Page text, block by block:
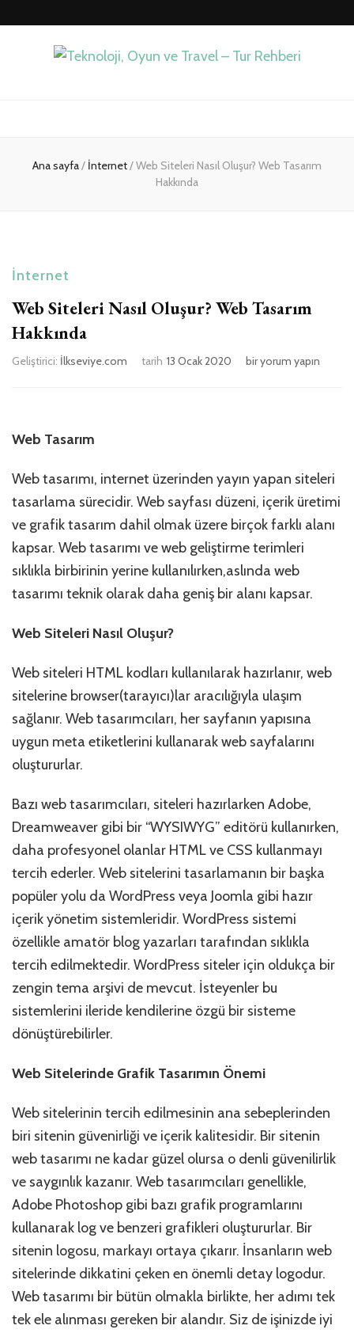
Rehberi
Ana sayfa/ İnternet/Web Siteleri Nasıl Oluşur? Web Tasarım
Hakkında
İnternet
Web Siteleri Nasıl Oluşur? Web Tasarım
Hakkında
Geliştirici: İlkseviye.com tarih 13 Ocak 2020
Web
için
bir yorum yapın
Web Tasarım
Web tasarımı, internet üzerinden yayın yapan siteleri
tasarlama sürecidir. Web sayfası düzeni, içerik üretimi
ve grafik tasarım dahil olmak üzere birçok farklı alanı
kapsar. Web tasarımı ve web geliştirme terimleri
sıklıkla birbirinin yerine kullanılırken,aslında web
tasarımı teknik olarak daha geniş bir alanı kapsar.
Web Siteleri Nasıl Oluşur?
Web siteleri HTML kodları kullanılarak hazırlanır, web
sitelerine browser(tarayıcı)lar aracılığıyla ulaşım
sağlanır. Web tasarımcıları, her sayfanın yapısına
uygun meta etiketlerini kullanarak web sayfalarını
oluştururlar.
Bazı web tasarımcıları, siteleri hazırlarken Adobe,
Dreamweaver gibi bir “WYSIWYG” editörü kullanırken,
daha profesyonel olanlar HTML ve CSS kullanmayı
tercih ederler. Web sitelerini tasarlamanın bir başka
popüler yolu da WordPress veya Joomla gibi hazır
içerik yönetim sistemleridir. WordPress sistemi
özellikle amatör blog yazarları tarafından sıklıkla
tercih edilmektedir. WordPress siteler için oldukça bir
zengin tema arşivi de mevcut. İsteyenler bu
sistemlerini ileride kendilerine özgü bir sisteme
dönüştürebilirler.
Web Sitelerinde Grafik Tasarımın Önemi
Web sitelerinin tercih edilmesinin ana sebeplerinden
biri sitenin güvenirliği ve içerik kalitesidir. Bir sitenin
web tasarımı ne kadar güzel olursa o denli güvenilirlik
ve saygınlık kazanır. Web tasarımcıları genellikle,
Adobe Photoshop gibi bazı grafik programlarını
kullanarak log ve benzeri grafikleri oluştururlar. Bir
sitenin logosu, markayı ortaya çıkarır. İnsanların web
sitelerinde dikkatini çeken en önemli detay logodur.
Web tasarımı bir bütün olmakla birlikte, her adımı tek
tek ele alınması gereken bir alandır. Siz de işinizde iyi